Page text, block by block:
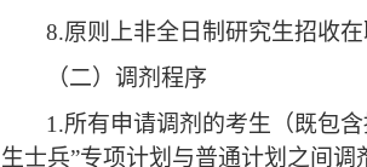
8.原则上非全日制研究生招收在
（二）调剂程序
1.所有申请调剂的考生（既包
生士兵”专项计划与普通计划之间调